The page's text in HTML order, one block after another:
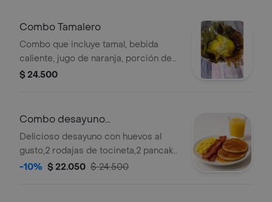
Combo Tamalero
Combo que incluye tamal, bebida
caliente, jugo de naranja, porción de
queso y pan.
$ 24.500
Combo desayuno
americano+jugo de naranja
Delicioso desayuno con huevos al
gusto,2 rodajas de tocineta,2 pancake
con miel de maple y 1 jugo de naranja
-10% $ 22.050 $ 24.500